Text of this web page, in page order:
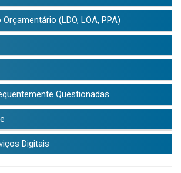
(LDO, LOA, PPA)
Questionadas
Digitais